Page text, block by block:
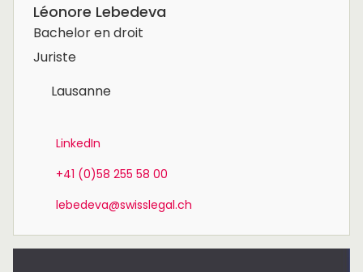
Léonore Lebedeva
Bachelor en droit
Juriste
Lausanne
LinkedIn
+41 (0)58 255 58 00
lebedeva@swisslegal.ch